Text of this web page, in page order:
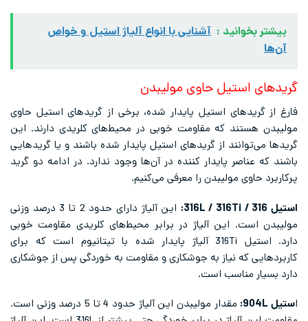
بیشتر بخوانید : آشنایی با انواع آلیاژ استیل و خواص
آن‌ها
گریدهای استیل حاوی مولیبدن
فارغ از گریدهای استیل پایدار شده، برخی از گریدهای استیل حاوی
مولیبدن هستند که مقاومت خوبی در محیط‌های کلریدی دارند. این
گریدها می‌توانند از گریدهای استیل پایدار شده باشند و یا گریدهایی
باشند که عناصر پایدار کننده در آن‌ها وجود ندارد. در ادامه دو گرید
پرکاربرد حاوی مولیبدن را معرفی می‌کنیم.
استیل 316 / 316L / 316Ti:
این آلیاژ دارای حدود 2 تا 3 درصد وزنی
مولیبدن است. این آلیاژ در برابر محیط‌های کلریدی مقاومت خوبی
دارد. استیل 316Ti آلیاژ پایدار شده با تیتانیوم است که برای
کاربردهایی که نیاز به جوشکاری و مقاومت به خوردگی پس از جوشکاری
دارد بسیار مناسب است.
استیل 904L:
مقدار مولیبدن این آلیاژ حدود 4 تا 5 درصد وزنی است.